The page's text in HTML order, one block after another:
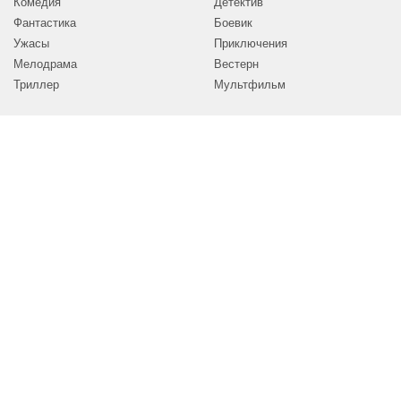
Фантастика
Ужасы
Мелодрама
Триллер
Боевик
Приключения
Вестерн
Мультфильм